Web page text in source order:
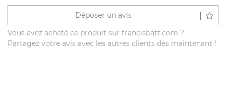
Déposer un avis
Vous avez acheté ce produit sur francisbatt.com ?
Partagez votre avis avec les autres clients dès maintenant !